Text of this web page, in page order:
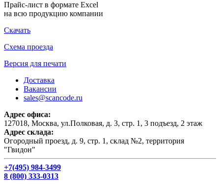
Прайс-лист в формате Excel
на всю продукцию компании
Скачать
Схема проезда
Версия для печати
Доставка
Вакансии
sales@scancode.ru
Адрес офиса:
127018, Москва, ул.Полковая, д. 3, стр. 1, 3 подъезд, 2 этаж
Адрес склада:
Огородный проезд, д. 9, стр. 1, склад №2, территория
"Гвидон"
+7(495) 984-3499
8 (800) 333-0313